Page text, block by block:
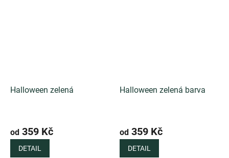
Halloween zelená
od 359 Kč
DETAIL
Halloween zelená barva
od 359 Kč
DETAIL